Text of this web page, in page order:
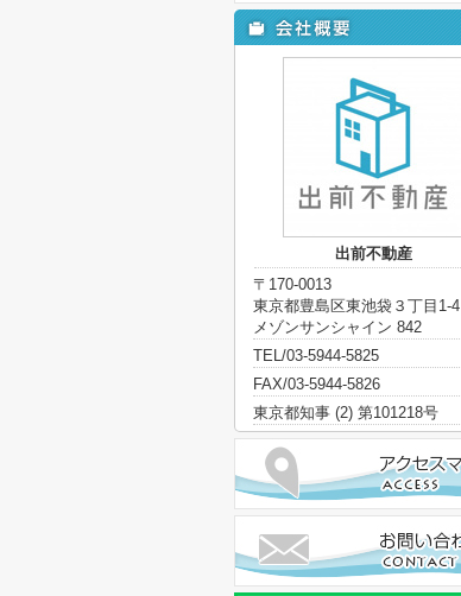
出前不動産
〒170-0013
東京都豊島区東池袋３丁目1-4
メゾンサンシャイン 842
TEL/03-5944-5825
FAX/03-5944-5826
東京都知事 (2) 第101218号